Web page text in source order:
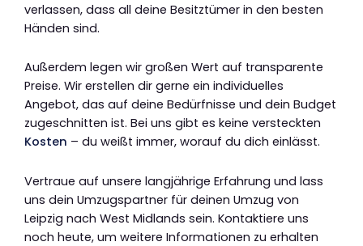
verlassen, dass all deine Besitztümer in den besten
Händen sind.
Außerdem legen wir großen Wert auf transparente
Preise. Wir erstellen dir gerne ein individuelles
Angebot, das auf deine Bedürfnisse und dein Budget
zugeschnitten ist. Bei uns gibt es keine versteckten
Kosten – du weißt immer, worauf du dich einlässt.
Vertraue auf unsere langjährige Erfahrung und lass
uns dein Umzugspartner für deinen Umzug von
Leipzig nach West Midlands sein. Kontaktiere uns
noch heute, um weitere Informationen zu erhalten